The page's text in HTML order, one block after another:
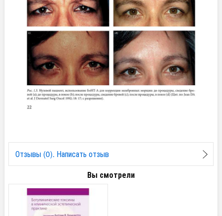
Отзывы (0). Написать отзыв
Вы смотрели